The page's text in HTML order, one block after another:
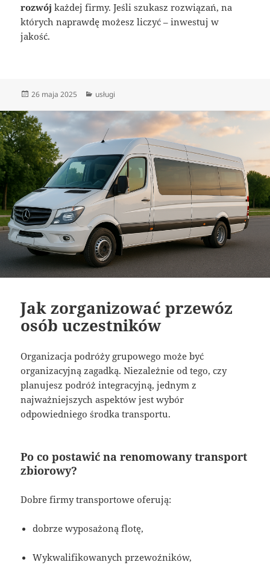
rozwój każdej firmy. Jeśli szukasz rozwiązań, na
których naprawdę możesz liczyć – inwestuj w
jakość.
Data
26 maja 2025 Kategorie
usługi
Jak zorganizować przewóz
osób uczestników
Organizacja podróży grupowego może być
organizacyjną zagadką. Niezależnie od tego, czy
planujesz podróż integracyjną, jednym z
najważniejszych aspektów jest wybór
odpowiedniego środka transportu.
Po co postawić na renomowany transport
zbiorowy?
Dobre firmy transportowe oferują:
dobrze wyposażoną flotę,
Wykwalifikowanych przewoźników,